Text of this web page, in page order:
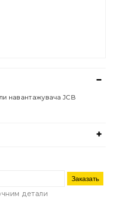
навантажувача JCB
Заказать
детали